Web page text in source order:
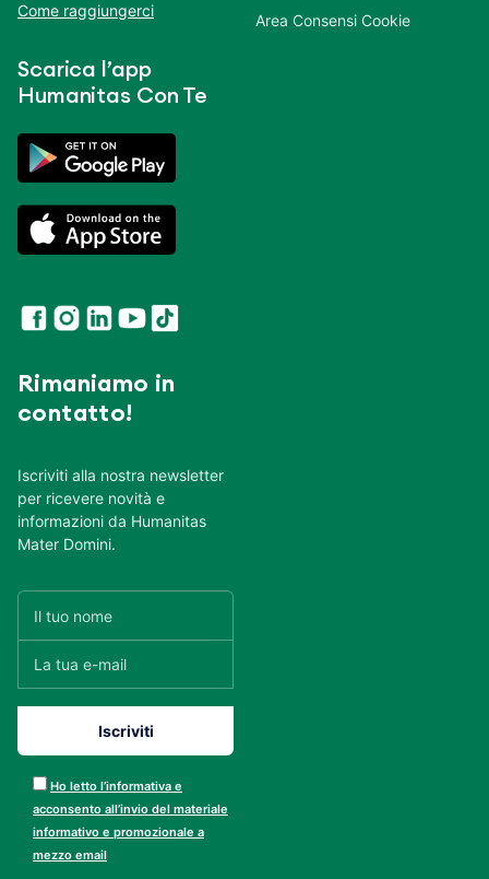
Come raggiungerci
Scarica l’app
Humanitas Con Te
Rimaniamo in
contatto!
Iscriviti alla nostra newsletter
per ricevere novità e
informazioni da Humanitas
Mater Domini.
Ho letto l’informativa e
acconsento all’invio del materiale
informativo e promozionale a
mezzo email
Area Consensi Cookie